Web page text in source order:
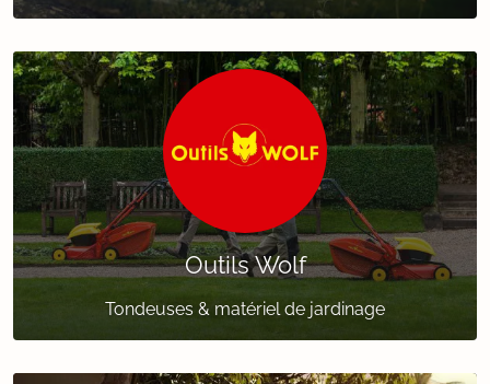
Outils Wolf
Tondeuses & matériel de jardinage